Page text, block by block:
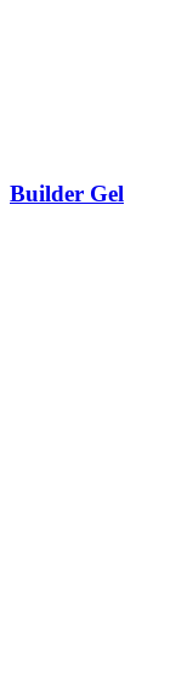
Builder Gel